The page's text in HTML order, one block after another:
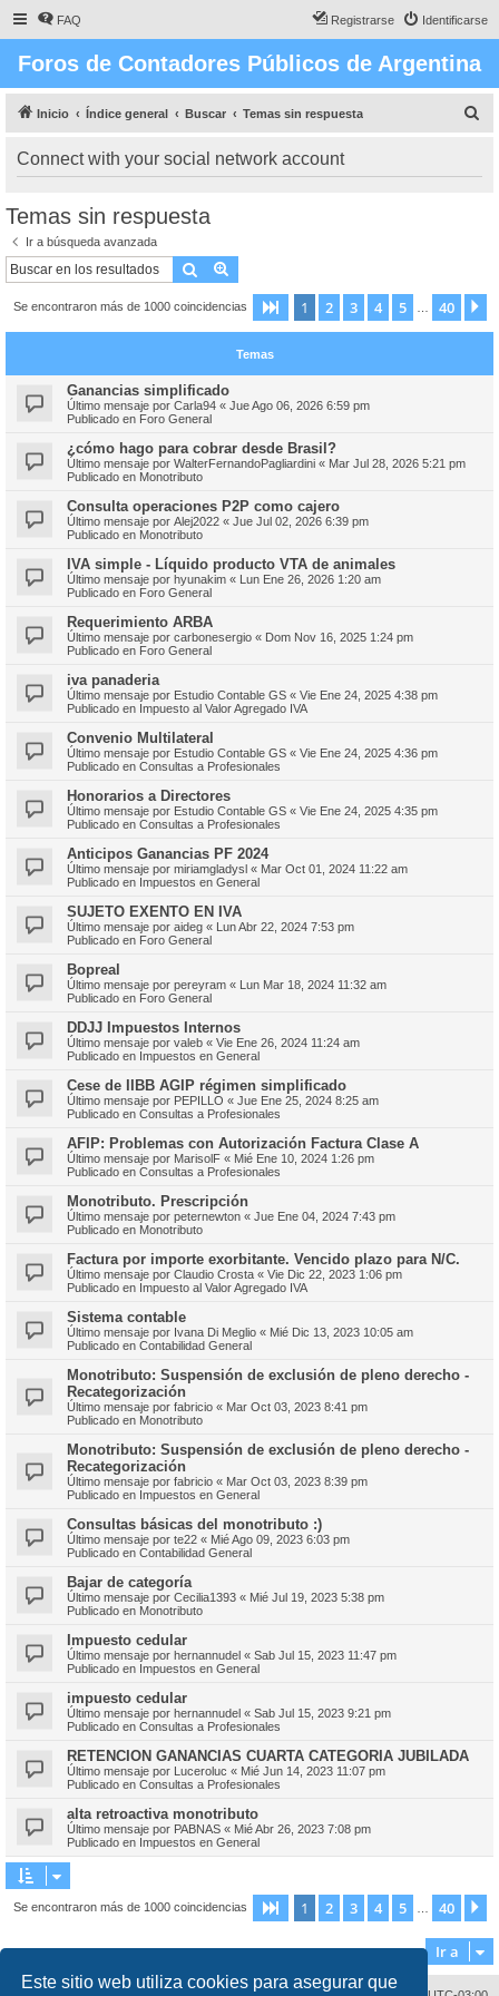
Este sitio web utiliza cookies para asegurar que
FAQ Identificarse
Registrarse
Foros de Contadores Públicos de Argentina
Inicio Índice general Buscar Temas sin respuesta
Connect with your social network account
Temas sin respuesta
Ir a búsqueda avanzada
Buscar
Se encontraron más de 1000 coincidencias Página de 40
1 2 3 4 5 40
Temas
Ganancias simplificado
Último mensaje por Carla94 « Jue Ago 06, 2026 6:59 pm
Publicado en Foro General
¿cómo hago para cobrar desde Brasil?
Último mensaje por WalterFernandoPagliardini « Mar Jul 28, 2026 5:21 pm
Publicado en Monotributo
Consulta operaciones P2P como cajero
Último mensaje por Alej2022 « Jue Jul 02, 2026 6:39 pm
Publicado en Monotributo
IVA simple - Líquido producto VTA de animales
Último mensaje por hyunakim « Lun Ene 26, 2026 1:20 am
Publicado en Foro General
Requerimiento ARBA
Último mensaje por carbonesergio « Dom Nov 16, 2025 1:24 pm
Publicado en Foro General
iva panaderia
Último mensaje por Estudio Contable GS « Vie Ene 24, 2025 4:38 pm
Publicado en Impuesto al Valor Agregado IVA
Convenio Multilateral
Último mensaje por Estudio Contable GS « Vie Ene 24, 2025 4:36 pm
Publicado en Consultas a Profesionales
Honorarios a Directores
Último mensaje por Estudio Contable GS « Vie Ene 24, 2025 4:35 pm
Publicado en Consultas a Profesionales
Anticipos Ganancias PF 2024
Último mensaje por miriamgladysl « Mar Oct 01, 2024 11:22 am
Publicado en Impuestos en General
SUJETO EXENTO EN IVA
Último mensaje por aideg « Lun Abr 22, 2024 7:53 pm
Publicado en Foro General
Bopreal
Último mensaje por pereyram « Lun Mar 18, 2024 11:32 am
Publicado en Foro General
DDJJ Impuestos Internos
Último mensaje por valeb « Vie Ene 26, 2024 11:24 am
Publicado en Impuestos en General
Cese de IIBB AGIP régimen simplificado
Último mensaje por PEPILLO « Jue Ene 25, 2024 8:25 am
Publicado en Consultas a Profesionales
AFIP: Problemas con Autorización Factura Clase A
Último mensaje por MarisolF « Mié Ene 10, 2024 1:26 pm
Publicado en Consultas a Profesionales
Monotributo. Prescripción
Último mensaje por peternewton « Jue Ene 04, 2024 7:43 pm
Publicado en Monotributo
Factura por importe exorbitante. Vencido plazo para N/C.
Último mensaje por Claudio Crosta « Vie Dic 22, 2023 1:06 pm
Publicado en Impuesto al Valor Agregado IVA
Sistema contable
Último mensaje por Ivana Di Meglio « Mié Dic 13, 2023 10:05 am
Publicado en Contabilidad General
Monotributo: Suspensión de exclusión de pleno derecho -
Recategorización
Último mensaje por fabricio « Mar Oct 03, 2023 8:41 pm
Publicado en Monotributo
Monotributo: Suspensión de exclusión de pleno derecho -
Recategorización
Último mensaje por fabricio « Mar Oct 03, 2023 8:39 pm
Publicado en Impuestos en General
Consultas básicas del monotributo :)
Último mensaje por te22 « Mié Ago 09, 2023 6:03 pm
Publicado en Contabilidad General
Bajar de categoría
Último mensaje por Cecilia1393 « Mié Jul 19, 2023 5:38 pm
Publicado en Monotributo
Impuesto cedular
Último mensaje por hernannudel « Sab Jul 15, 2023 11:47 pm
Publicado en Impuestos en General
impuesto cedular
Último mensaje por hernannudel « Sab Jul 15, 2023 9:21 pm
Publicado en Consultas a Profesionales
RETENCION GANANCIAS CUARTA CATEGORIA JUBILADA
Último mensaje por Luceroluc « Mié Jun 14, 2023 11:07 pm
Publicado en Consultas a Profesionales
alta retroactiva monotributo
Último mensaje por PABNAS « Mié Abr 26, 2023 7:08 pm
Publicado en Impuestos en General
Se encontraron más de 1000 coincidencias Página de 40
1 2 3 4 5 40
Ir a